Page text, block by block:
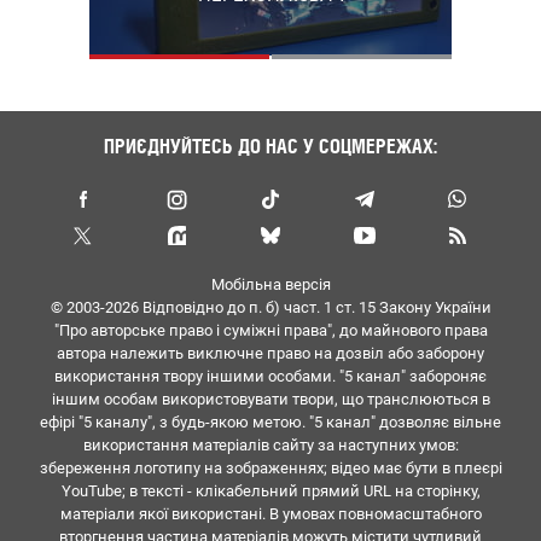
ПРИЄДНУЙТЕСЬ ДО НАС У СОЦМЕРЕЖАХ:
Мобільна версія
© 2003-2026 Вiдповiдно до п. б) част. 1 ст. 15 Закону України
"Про авторське право i сумiжнi права", до майнового права
автора належить виключне право на дозвiл або заборону
використання твору iншими особами. "5 канал" забороняє
iншим особам використовувати твори, що транслюються в
ефipi "5 каналу", з будь-якою метою. "5 канал" дозволяє вiльне
використання матерiалiв сайту за наступних умов:
збереження логотипу на зображеннях; вiдео має бути в плеєрі
YouTube; в тексті - клікабельний прямий URL на сторінку,
матеріали якої використані. В умовах повномасштабного
вторгнення частина матеріалів можуть містити чутливий